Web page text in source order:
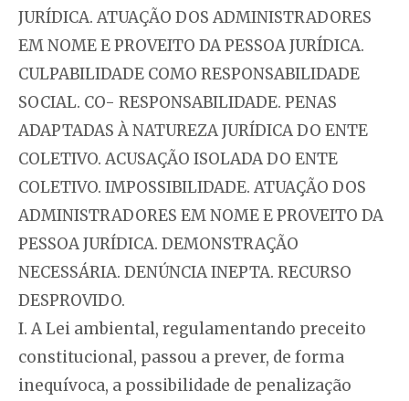
JURÍDICA. ATUAÇÃO DOS ADMINISTRADORES
EM NOME E PROVEITO DA PESSOA JURÍDICA.
CULPABILIDADE COMO RESPONSABILIDADE
SOCIAL. CO- RESPONSABILIDADE. PENAS
ADAPTADAS À NATUREZA JURÍDICA DO ENTE
COLETIVO. ACUSAÇÃO ISOLADA DO ENTE
COLETIVO. IMPOSSIBILIDADE. ATUAÇÃO DOS
ADMINISTRADORES EM NOME E PROVEITO DA
PESSOA JURÍDICA. DEMONSTRAÇÃO
NECESSÁRIA. DENÚNCIA INEPTA. RECURSO
DESPROVIDO.
I. A Lei ambiental, regulamentando preceito
constitucional, passou a prever, de forma
inequívoca, a possibilidade de penalização